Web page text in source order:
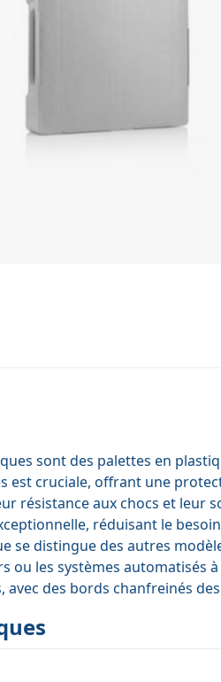
sont des palettes en
est cruciale, offrant une
résistance aux chocs et leur
réduisant le
se distingue des autres
ou les systèmes automatisés
avec des bords chanfreinés